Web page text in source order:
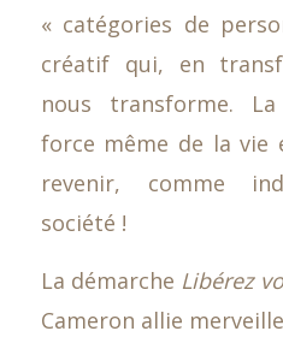
« catégories de
créatif qui, en
nous transforme.
force même de la vie
revenir, comme
société !
La démarche Libérez
Cameron allie